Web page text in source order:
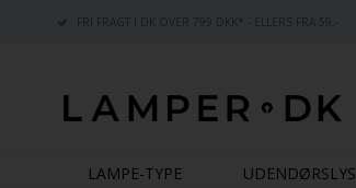
FRI FRAGT I DK OVER 799 DKK* - ELLERS FRA 59,-
LAMPE-TYPE UDENDØRSLYS